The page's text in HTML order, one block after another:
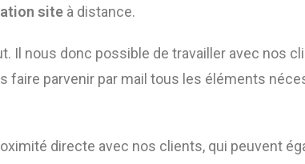
site à distance.
Il nous donc possible de travailler avec nos
faire parvenir par mail tous les éléments
directe avec nos clients, qui peuvent